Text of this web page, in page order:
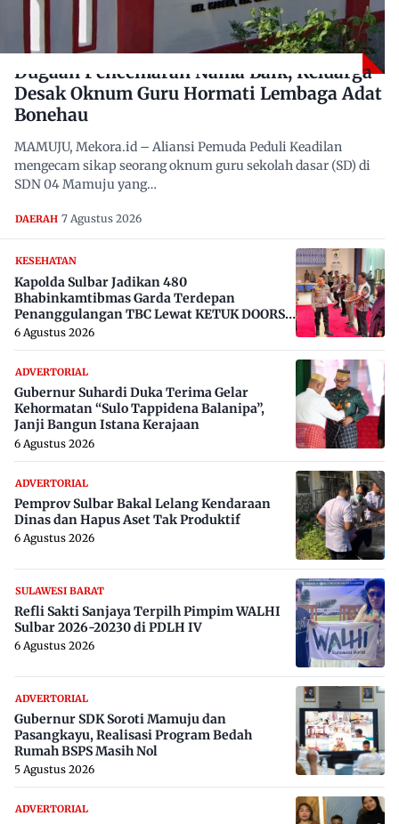
Dugaan Pencemaran Nama Baik, Keluarga
Desak Oknum Guru Hormati Lembaga Adat
Bonehau
MAMUJU, Mekora.id – Aliansi Pemuda Peduli Keadilan
mengecam sikap seorang oknum guru sekolah dasar (SD) di
SDN 04 Mamuju yang…
DAERAH 7 Agustus 2026
KESEHATAN
Kapolda Sulbar Jadikan 480
Bhabinkamtibmas Garda Terdepan
Penanggulangan TBC Lewat KETUK DOORS
di 650 Desa
6 Agustus 2026
ADVERTORIAL
Gubernur Suhardi Duka Terima Gelar
Kehormatan “Sulo Tappidena Balanipa”,
Janji Bangun Istana Kerajaan
6 Agustus 2026
ADVERTORIAL
Pemprov Sulbar Bakal Lelang Kendaraan
Dinas dan Hapus Aset Tak Produktif
6 Agustus 2026
SULAWESI BARAT
Refli Sakti Sanjaya Terpilh Pimpim WALHI
Sulbar 2026-20230 di PDLH IV
6 Agustus 2026
ADVERTORIAL
Gubernur SDK Soroti Mamuju dan
Pasangkayu, Realisasi Program Bedah
Rumah BSPS Masih Nol
5 Agustus 2026
ADVERTORIAL